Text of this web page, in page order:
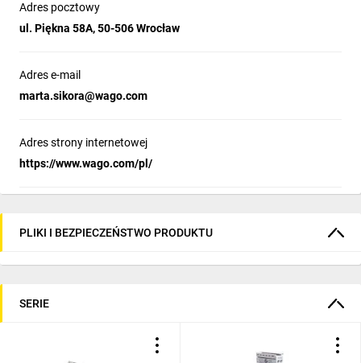
Adres pocztowy
ul. Piękna 58A, 50-506 Wrocław
Adres e-mail
marta.sikora@wago.com
Adres strony internetowej
https://www.wago.com/pl/
PLIKI I BEZPIECZEŃSTWO PRODUKTU
SERIE